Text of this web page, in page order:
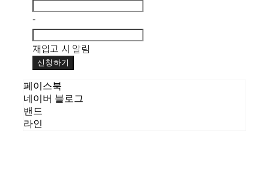
-
재입고 시 알림
신청하기
페이스북
네이버 블로그
밴드
라인